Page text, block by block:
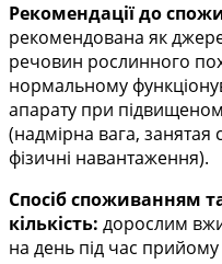
Рекомендації до
рекомендована як
речовин рослинного
нормальному
апарату при
(надмірна вага, занятая
фізичні навантаження).
Спосіб споживанням
кількість: дорослим
на день під час прийому